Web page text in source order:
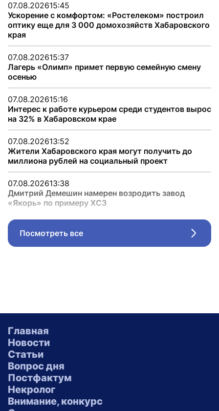
07.08.202615:45
Ускорение с комфортом: «Ростелеком» построил
оптику еще для 3 000 домохозяйств Хабаровского
края
07.08.202615:37
Лагерь «Олимп» примет первую семейную смену
осенью
07.08.202615:16
Интерес к работе курьером среди студентов вырос
на 32% в Хабаровском крае
07.08.202613:52
Жители Хабаровского края могут получить до
миллиона рублей на социальный проект
07.08.202613:38
Дмитрий Демешин намерен возродить завод
«Якорь» по примеру ХСЗ
Посмотреть все
Главная
Новости
Статьи
Вопрос дня
Постфактум
Некролог
Внимание, конкурс